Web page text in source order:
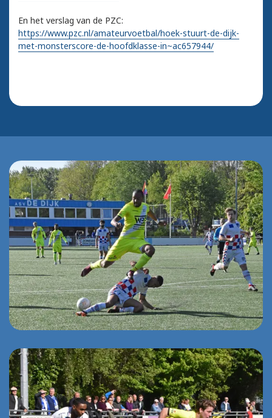
En het verslag van de PZC:
https://www.pzc.nl/amateurvoetbal/hoek-stuurt-de-dijk-
met-monsterscore-de-hoofdklasse-in~ac657944/